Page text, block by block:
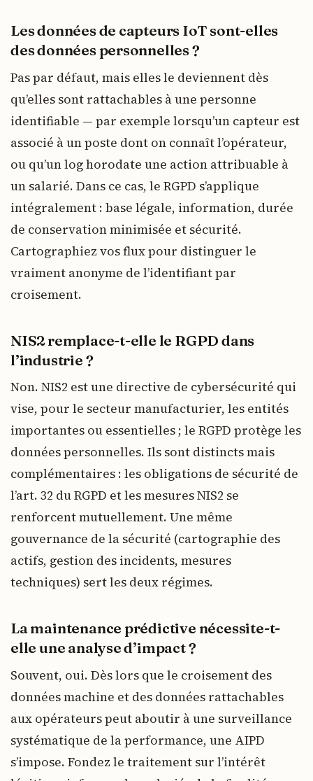
Les données de capteurs IoT sont-elles
des données personnelles ?
Pas par défaut, mais elles le deviennent dès
qu’elles sont rattachables à une personne
identifiable — par exemple lorsqu’un capteur est
associé à un poste dont on connaît l’opérateur,
ou qu’un log horodate une action attribuable à
un salarié. Dans ce cas, le RGPD s’applique
intégralement : base légale, information, durée
de conservation minimisée et sécurité.
Cartographiez vos flux pour distinguer le
vraiment anonyme de l’identifiant par
croisement.
NIS2 remplace-t-elle le RGPD dans
l’industrie ?
Non. NIS2 est une directive de cybersécurité qui
vise, pour le secteur manufacturier, les entités
importantes ou essentielles ; le RGPD protège les
données personnelles. Ils sont distincts mais
complémentaires : les obligations de sécurité de
l’art. 32 du RGPD et les mesures NIS2 se
renforcent mutuellement. Une même
gouvernance de la sécurité (cartographie des
actifs, gestion des incidents, mesures
techniques) sert les deux régimes.
La maintenance prédictive nécessite-t-
elle une analyse d’impact ?
Souvent, oui. Dès lors que le croisement des
données machine et des données rattachables
aux opérateurs peut aboutir à une surveillance
systématique de la performance, une AIPD
s’impose. Fondez le traitement sur l’intérêt